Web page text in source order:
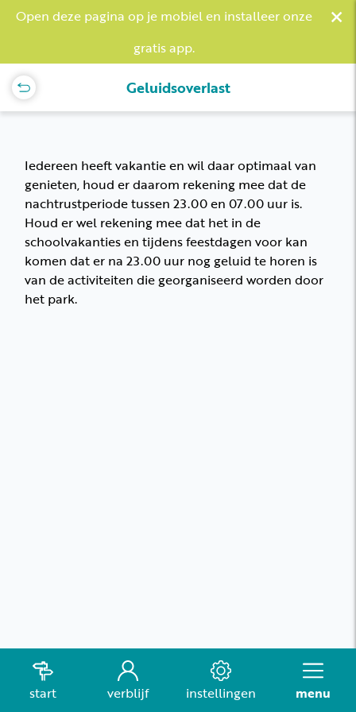
Open deze pagina op je mobiel en installeer onze
gratis app.
×
Geluidsoverlast
Iedereen heeft vakantie en wil daar optimaal van
genieten, houd er daarom rekening mee dat de
nachtrustperiode tussen 23.00 en 07.00 uur is.
Houd er wel rekening mee dat het in de
schoolvakanties en tijdens feestdagen voor kan
komen dat er na 23.00 uur nog geluid te horen is
van de activiteiten die georganiseerd worden door
het park.
start verblijf instellingen menu